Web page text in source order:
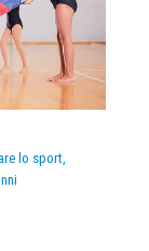
lo sport,